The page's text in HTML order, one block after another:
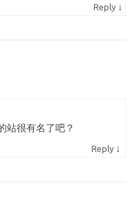
Reply ↓
站很有名了吧？
Reply ↓